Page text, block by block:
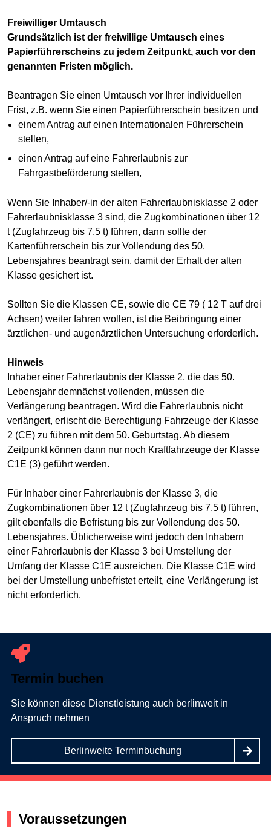
Freiwilliger Umtausch
Grundsätzlich ist der freiwillige Umtausch eines
Papierführerscheins zu jedem Zeitpunkt, auch vor den
genannten Fristen möglich.
Beantragen Sie einen Umtausch vor Ihrer individuellen
Frist, z.B. wenn Sie einen Papierführerschein besitzen und
einem Antrag auf einen Internationalen Führerschein
stellen,
einen Antrag auf eine Fahrerlaubnis zur
Fahrgastbeförderung stellen,
Wenn Sie Inhaber/-in der alten Fahrerlaubnisklasse 2 oder
Fahrerlaubnisklasse 3 sind, die Zugkombinationen über 12
t (Zugfahrzeug bis 7,5 t) führen, dann sollte der
Kartenführerschein bis zur Vollendung des 50.
Lebensjahres beantragt sein, damit der Erhalt der alten
Klasse gesichert ist.
Sollten Sie die Klassen CE, sowie die CE 79 ( 12 T auf drei
Achsen) weiter fahren wollen, ist die Beibringung einer
ärztlichen- und augenärztlichen Untersuchung erforderlich.
Hinweis
Inhaber einer Fahrerlaubnis der Klasse 2, die das 50.
Lebensjahr demnächst vollenden, müssen die
Verlängerung beantragen. Wird die Fahrerlaubnis nicht
verlängert, erlischt die Berechtigung Fahrzeuge der Klasse
2 (CE) zu führen mit dem 50. Geburtstag. Ab diesem
Zeitpunkt können dann nur noch Kraftfahrzeuge der Klasse
C1E (3) geführt werden.
Für Inhaber einer Fahrerlaubnis der Klasse 3, die
Zugkombinationen über 12 t (Zugfahrzeug bis 7,5 t) führen,
gilt ebenfalls die Befristung bis zur Vollendung des 50.
Lebensjahres. Üblicherweise wird jedoch den Inhabern
einer Fahrerlaubnis der Klasse 3 bei Umstellung der
Umfang der Klasse C1E ausreichen. Die Klasse C1E wird
bei der Umstellung unbefristet erteilt, eine Verlängerung ist
nicht erforderlich.
Termin buchen
Sie können diese Dienstleistung auch berlinweit in
Anspruch nehmen
Berlinweite Terminbuchung
Voraussetzungen